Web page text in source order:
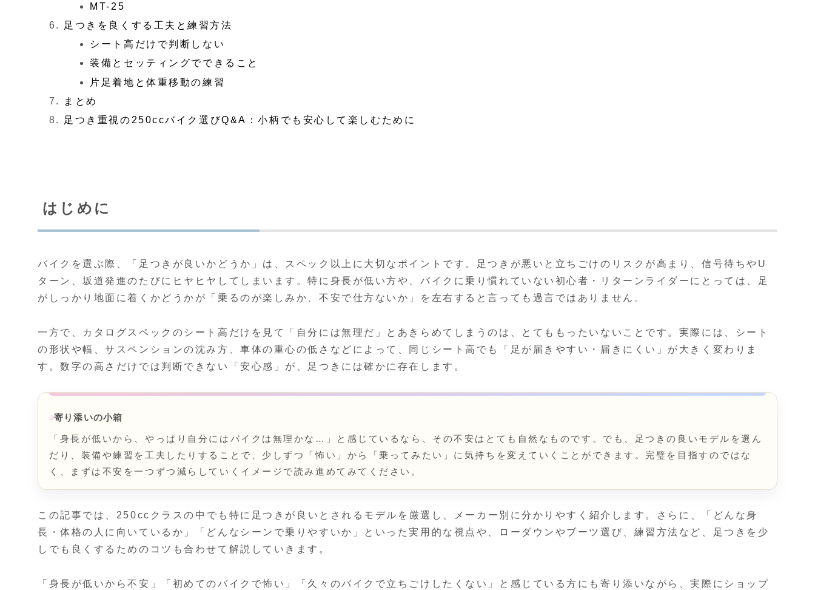
MT-25
足つきを良くする工夫と練習方法
シート高だけで判断しない
装備とセッティングでできること
片足着地と体重移動の練習
まとめ
足つき重視の250ccバイク選びQ&A：小柄でも安心して楽しむために
はじめに
バイクを選ぶ際、「足つきが良いかどうか」は、スペック以上に大切なポイントです。足つきが悪いと立ちごけのリスクが高まり、信号待ちやU
ターン、坂道発進のたびにヒヤヒヤしてしまいます。特に身長が低い方や、バイクに乗り慣れていない初心者・リターンライダーにとっては、足
がしっかり地面に着くかどうかが「乗るのが楽しみか、不安で仕方ないか」を左右すると言っても過言ではありません。
一方で、カタログスペックのシート高だけを見て「自分には無理だ」とあきらめてしまうのは、とてももったいないことです。実際には、シート
の形状や幅、サスペンションの沈み方、車体の重心の低さなどによって、同じシート高でも「足が届きやすい・届きにくい」が大きく変わりま
す。数字の高さだけでは判断できない「安心感」が、足つきには確かに存在します。
寄り添いの小箱
「身長が低いから、やっぱり自分にはバイクは無理かな…」と感じているなら、その不安はとても自然なものです。でも、足つきの良いモデルを選ん
だり、装備や練習を工夫したりすることで、少しずつ「怖い」から「乗ってみたい」に気持ちを変えていくことができます。完璧を目指すのではな
く、まずは不安を一つずつ減らしていくイメージで読み進めてみてください。
この記事では、250ccクラスの中でも特に足つきが良いとされるモデルを厳選し、メーカー別に分かりやすく紹介します。さらに、「どんな身
長・体格の人に向いているか」「どんなシーンで乗りやすいか」といった実用的な視点や、ローダウンやブーツ選び、練習方法など、足つきを少
しでも良くするためのコツも合わせて解説していきます。
「身長が低いから不安」「初めてのバイクで怖い」「久々のバイクで立ちごけしたくない」と感じている方にも寄り添いながら、実際にショップ